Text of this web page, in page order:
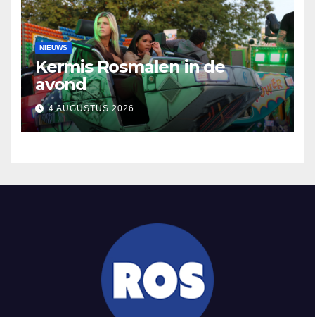
NIEUWS
Kermis Rosmalen in de
avond
4 AUGUSTUS 2026